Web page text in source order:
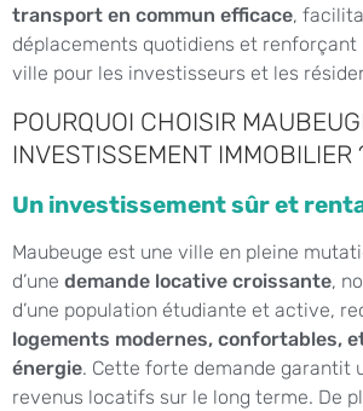
transport en commun efficace,
déplacements quotidiens et renforçant
ville pour les investisseurs et les
POURQUOI CHOISIR
INVESTISSEMENT IMMOBILIER
Un investissement sûr et
Maubeuge est une ville en pleine
d’une demande locative croissante,
d’une population étudiante et active,
logements modernes, confortables,
énergie. Cette forte demande garantit
revenus locatifs sur le long terme. De